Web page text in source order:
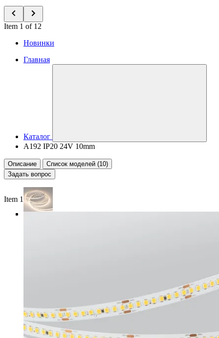
Item 1 of 12
Новинки
Главная
Каталог
A192 IP20 24V 10mm
Описание
Список моделей (10)
Задать вопрос
Item 1 of 4